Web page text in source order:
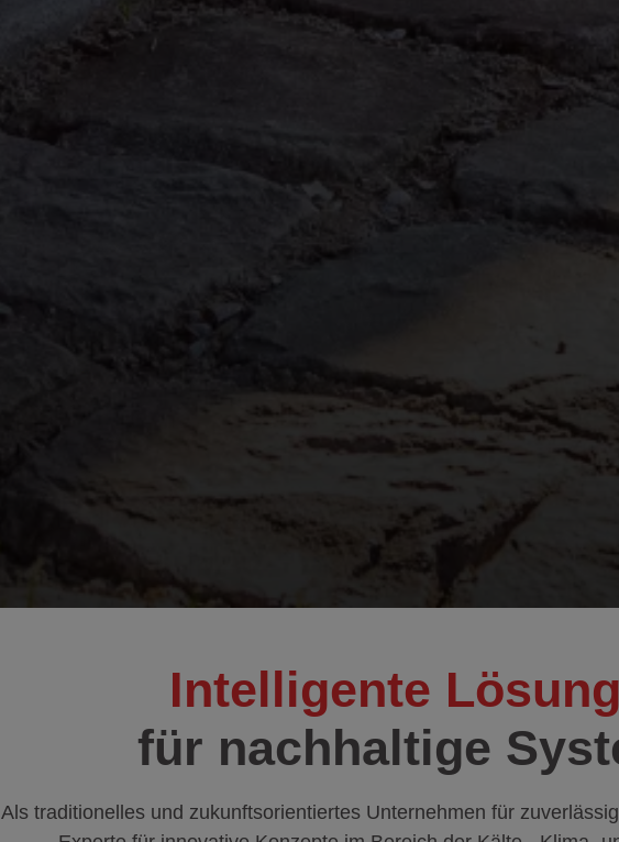
Intelligente
für nachhaltige
Als traditionelles und zukunftsorientiertes Unternehmen für